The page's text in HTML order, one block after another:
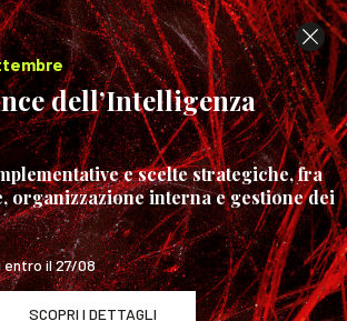
dell’Intelligenza
e scelte strategiche, fra
organizzazione interna e gestione dei
il 27/08
SCOPRI I DETTAGLI